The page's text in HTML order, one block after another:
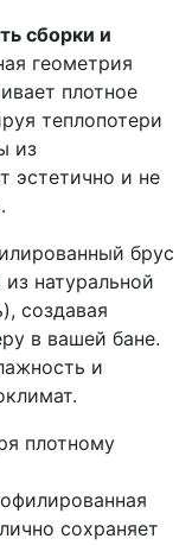
сборки и
геометрия
плотное
теплопотери
из
эстетично и не
брус
натуральной
создавая
в вашей бане.
и
плотному
сохраняет